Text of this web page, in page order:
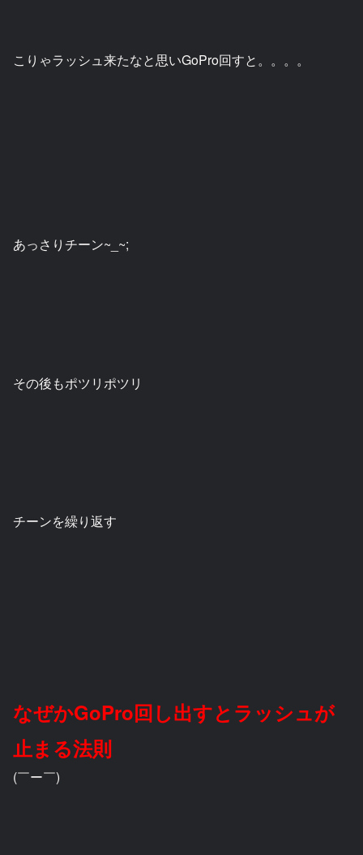
こりゃラッシュ来たなと思いGoPro回すと。。。。
あっさりチーン~_~;
その後もポツリポツリ
チーンを繰り返す
なぜかGoPro回し出すとラッシュが
止まる法則
(￣ー￣)